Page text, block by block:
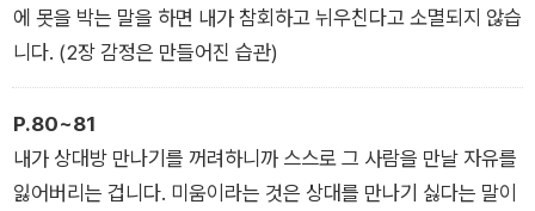
에 못을 박는 말을 하면 내가 참회하고 뉘우친다고 소멸되지 않습
니다. (2장 감정은 만들어진 습관)
P.80~81
내가 상대방 만나기를 꺼려하니까 스스로 그 사람을 만날 자유를
잃어버리는 겁니다. 미움이라는 것은 상대를 만나기 싫다는 말이